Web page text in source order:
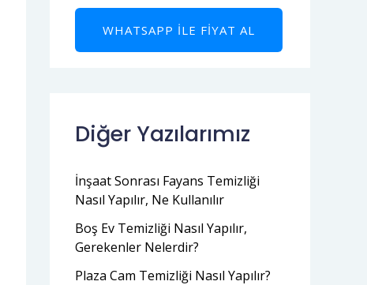
WHATSAPP ILE FIYAT AL
Diğer Yazılarımız
İnşaat Sonrası Fayans Temizliği
Nasıl Yapılır, Ne Kullanılır
Boş Ev Temizliği Nasıl Yapılır,
Gerekenler Nelerdir?
Plaza Cam Temizliği Nasıl Yapılır?